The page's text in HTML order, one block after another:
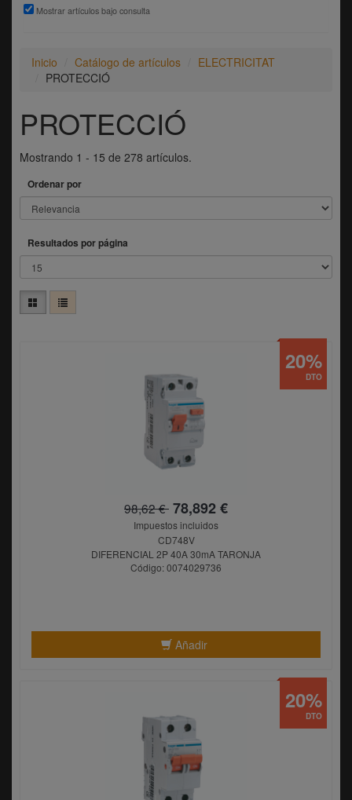
Mostrar artículos bajo consulta
Inicio Catálogo de artículos
ELECTRICITAT
PROTECCIÓ
PROTECCIÓ
Mostrando 1 - 15 de 278 artículos.
Ordenar por
Resultados por página
98,62 € 78,892 €
Impuestos incluidos
CD748V
DIFERENCIAL 2P 40A 30mA TARONJA
Código: 0074029736
Añadir
DTO
20%
DTO
20%